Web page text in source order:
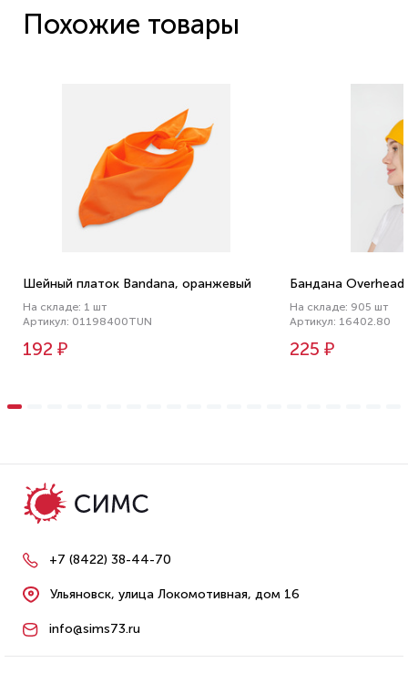
Похожие товары
Шейный платок Bandana, оранжевый
На складе: 1 шт
Артикул: 01198400TUN
192 ₽
Бандана
На складе: 905 шт
Артикул: 16402.80
225 ₽
+7 (8422) 38-44-70
Ульяновск, улица Локомотивная, дом 16
info@sims73.ru